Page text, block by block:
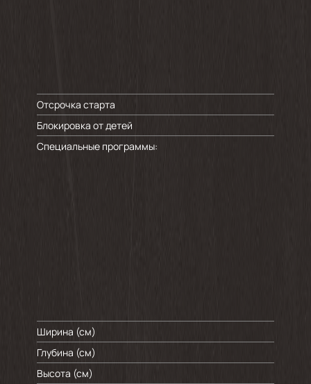
Отсрочка старта
Блокировка от детей
Специальные программы:
Ширина (см)
Глубина (см)
Высота (см)